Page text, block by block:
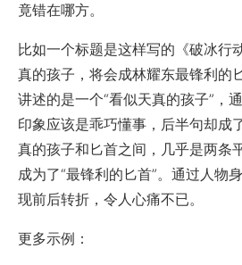
竟错在哪方。
比如一个标题是这样写的《破冰行
真的孩子，将会成林耀东最锋利的
讲述的是一个“看似天真的孩子”，
印象应该是乖巧懂事，后半句却成
真的孩子和匕首之间，几乎是两条
成为了“最锋利的匕首”。通过人物
现前后转折，令人心痛不已。
更多示例：